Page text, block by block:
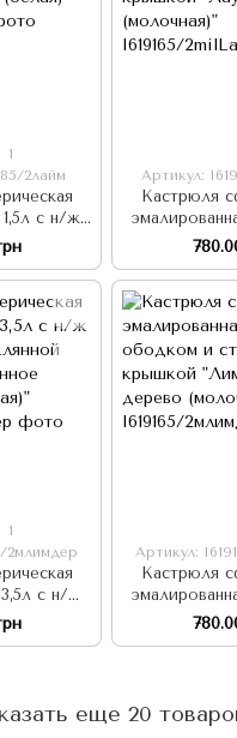
1
2лайм
1,5л с н/ж
(белая)"
Артикул:
Кастрюля
ободком и
1
2млимдер
с н/ж
Артикул:
Кастрюля
ободком и
крышкой
еще 20